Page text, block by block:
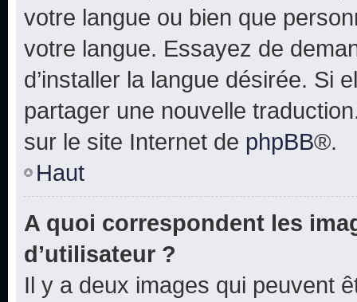
votre langue ou bien que
votre langue. Essayez de
d’installer la langue désirée. Si
partager une nouvelle
sur le site Internet de phpBB®.
Haut
A quoi correspondent les
d’utilisateur ?
Il y a deux images qui peuvent